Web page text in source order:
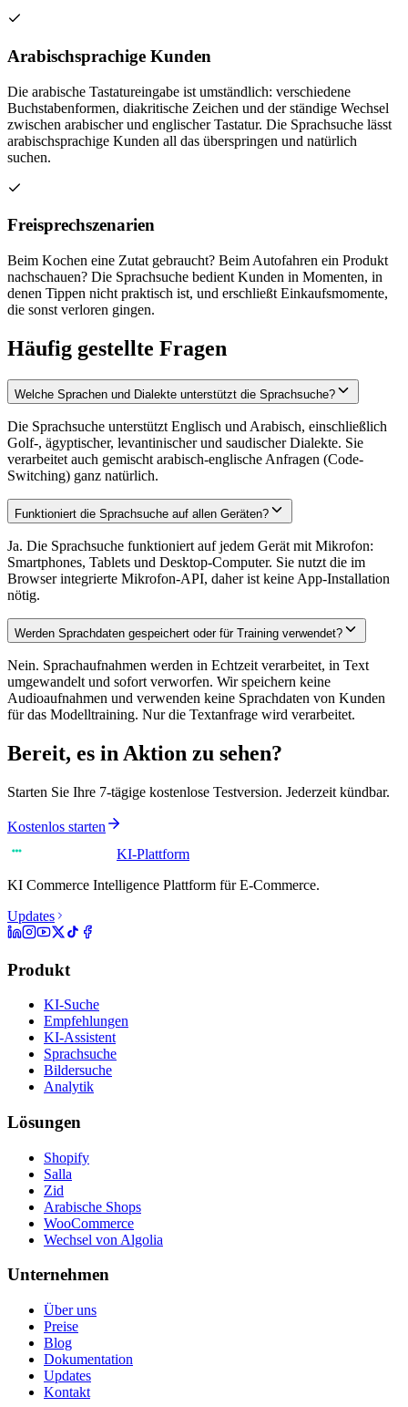
Arabischsprachige Kunden
Die arabische Tastatureingabe ist umständlich: verschiedene
Buchstabenformen, diakritische Zeichen und der ständige Wechsel
zwischen arabischer und englischer Tastatur. Die Sprachsuche lässt
arabischsprachige Kunden all das überspringen und natürlich
suchen.
Freisprechszenarien
Beim Kochen eine Zutat gebraucht? Beim Autofahren ein Produkt
nachschauen? Die Sprachsuche bedient Kunden in Momenten, in
denen Tippen nicht praktisch ist, und erschließt Einkaufsmomente,
die sonst verloren gingen.
Häufig gestellte Fragen
Welche Sprachen und Dialekte unterstützt die Sprachsuche?
Die Sprachsuche unterstützt Englisch und Arabisch, einschließlich
Golf-, ägyptischer, levantinischer und saudischer Dialekte. Sie
verarbeitet auch gemischt arabisch-englische Anfragen (Code-
Switching) ganz natürlich.
Funktioniert die Sprachsuche auf allen Geräten?
Ja. Die Sprachsuche funktioniert auf jedem Gerät mit Mikrofon:
Smartphones, Tablets und Desktop-Computer. Sie nutzt die im
Browser integrierte Mikrofon-API, daher ist keine App-Installation
nötig.
Werden Sprachdaten gespeichert oder für Training verwendet?
Nein. Sprachaufnahmen werden in Echtzeit verarbeitet, in Text
umgewandelt und sofort verworfen. Wir speichern keine
Audioaufnahmen und verwenden keine Sprachdaten von Kunden
für das Modelltraining. Nur die Textanfrage wird verarbeitet.
Bereit, es in Aktion zu sehen?
Starten Sie Ihre 7-tägige kostenlose Testversion. Jederzeit kündbar.
Kostenlos starten
KI-Plattform
KI Commerce Intelligence Plattform für E-Commerce.
Updates
Produkt
KI-Suche
Empfehlungen
KI-Assistent
Sprachsuche
Bildersuche
Analytik
Lösungen
Shopify
Salla
Zid
Arabische Shops
WooCommerce
Wechsel von Algolia
Unternehmen
Über uns
Preise
Blog
Dokumentation
Updates
Kontakt